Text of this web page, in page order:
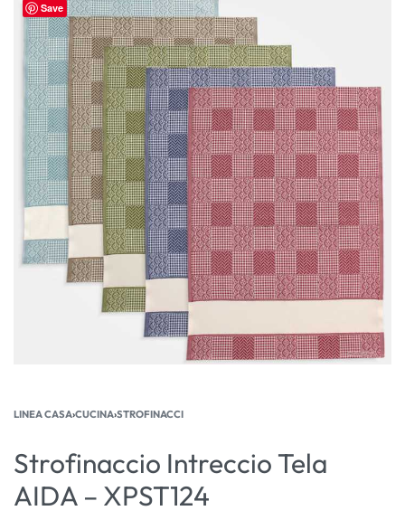
Save
LINEA CASA›CUCINA›STROFINACCI
Strofinaccio Intreccio Tela
AIDA – XPST124